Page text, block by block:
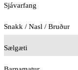
Sjávarfang
Snakk / Nasl / Bruður
Sælgæti